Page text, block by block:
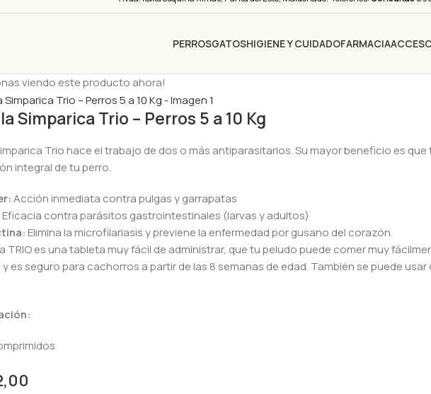
PERROSGATOSHIGIENE Y CUIDADOFARMACIA
viendo este producto ahora!
Simparica Trio – Perros 5 a 10 Kg
Trio hace el trabajo de dos o más antiparasitarios. Su mayor beneficio es
integral de tu perro.
Acción inmediata contra pulgas y garrapatas
Eficacia contra parásitos gastrointestinales (larvas y adultos)
Elimina la microfilariasis y previene la enfermedad por gusano del corazón.
TRIO es una tableta muy fácil de administrar, que tu peludo puede comer muy
es seguro para cachorros a partir de las 8 semanas de edad. También se puede